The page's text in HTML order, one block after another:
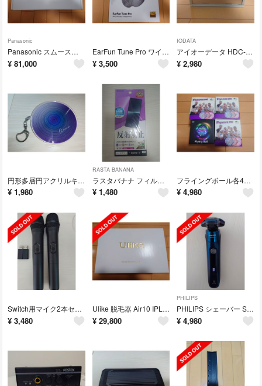
Panasonic
Panasonic スムースエピパワー&クール ES-WG0B-H 美品
¥ 81,000
EarFun Tune Pro ワイヤレスヘッドホン
¥ 3,500
IODATA
アイオーデータ HDC-U320 320GB HDD
¥ 2,980
円形多層円アクリルキーホルダー5枚セット売り
¥ 1,980
RASTA BANANA
ラスタバナナ フィルム Xperia 1 V
¥ 1,480
フライングボール各4種セット売り
¥ 4,980
Switch用マイク2本セット スイッチ 無線 カラオケマイク コード
¥ 3,480
Ulike 脱毛器 Air10 IPL 美品 期間限定値下げ
¥ 29,800
PHILIPS
PHILIPS シェーバー S7786＋クイッククリーンポッド2個
¥ 4,980